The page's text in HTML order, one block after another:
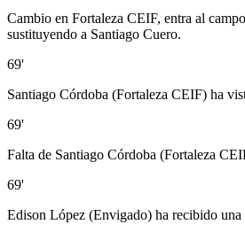
Cambio en Fortaleza CEIF, entra al
sustituyendo a Santiago Cuero.
69'
Santiago Córdoba (Fortaleza CEIF) ha
69'
Falta de Santiago Córdoba (Fortaleza
69'
Edison López (Envigado) ha recibido una